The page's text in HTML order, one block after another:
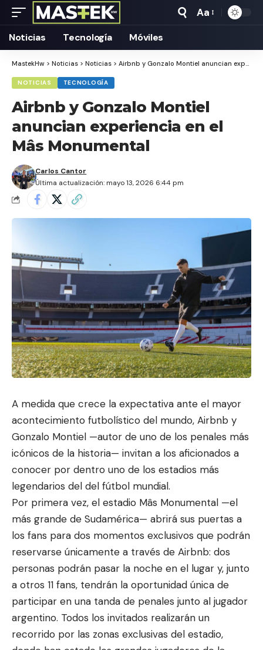
Tamaño
Aa
Noticias Tecnología Móviles
MastekHw > Noticias > Noticias > Airbnb y Gonzalo Montiel anuncian experiencia en el Mâs Monumental
NOTICIAS TECNOLOGÍA
Airbnb y Gonzalo Montiel
anuncian experiencia en el
Mâs Monumental
Última actualización: mayo 13, 2026 6:44 pm
Carlos Cantor
A medida que crece la expectativa ante el mayor
acontecimiento futbolístico del mundo, Airbnb y
Gonzalo Montiel —autor de uno de los penales más
icónicos de la historia— invitan a los aficionados a
conocer por dentro uno de los estadios más
legendarios del del fútbol mundial.
Por primera vez, el estadio Mâs Monumental —el
más grande de Sudamérica— abrirá sus puertas a
los fans para dos momentos exclusivos que podrán
reservarse únicamente a través de Airbnb: dos
personas podrán pasar la noche en el lugar y, junto
a otros 11 fans, tendrán la oportunidad única de
participar en una tanda de penales junto al jugador
argentino. Todos los invitados realizarán un
recorrido por las zonas exclusivas del estadio,